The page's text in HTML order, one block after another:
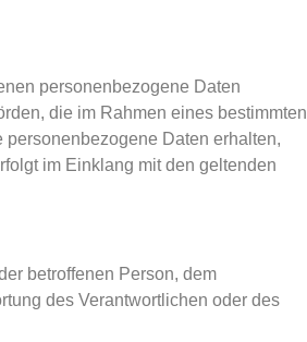
personenbezogene Daten
die im Rahmen eines bestimmten
Daten erhalten,
im Einklang mit den geltenden
betroffenen Person, dem
des Verantwortlichen oder des